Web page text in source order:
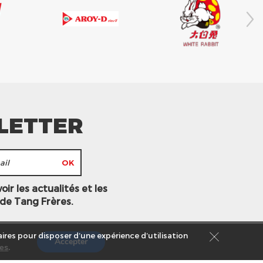
les actualités et les
Tang Frères.
légales
pour disposer d’une expérience d’utilisation
. Accepter